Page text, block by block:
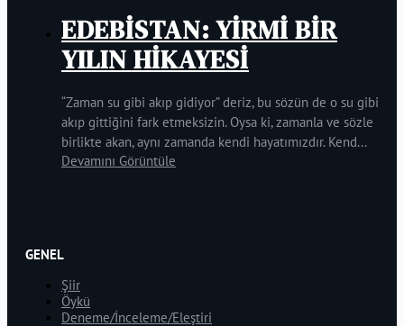
EDEBİSTAN: YİRMİ BİR
YILIN HİKAYESİ
“Zaman su gibi akıp gidiyor” deriz, bu sözün de o su gibi
akıp gittiğini fark etmeksizin. Oysa ki, zamanla ve sözle
birlikte akan, aynı zamanda kendi hayatımızdır. Kend...
Devamını Görüntüle
GENEL
Şiir
Öykü
Deneme/İnceleme/Eleştiri